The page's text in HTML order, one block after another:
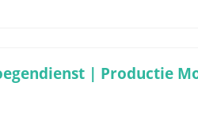
| Productie